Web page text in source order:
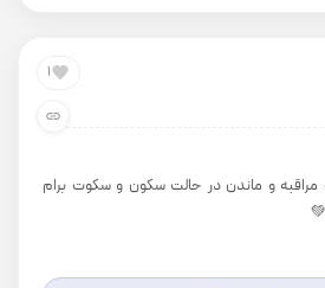
1
مراقبه و ماندن در حالت سکون و سکوت برام